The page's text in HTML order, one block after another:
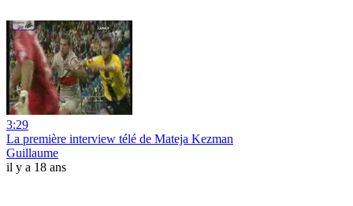
3:29
La première interview télé de Mateja Kezman
Guillaume
il y a 18 ans